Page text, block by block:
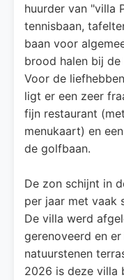
huurder van "villa
tennisbaan,
baan voor
brood halen bij de
Voor de
ligt er een zeer
fijn restaurant
menukaart) en
de golfbaan.
De zon schijnt in
per jaar met vaak
De villa werd
gerenoveerd en
natuurstenen
2026 is deze villa